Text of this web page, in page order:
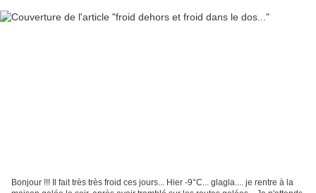
Bonjour !!! Il fait très très froid ces jours... Hier -9°C... glagla.... je rentre à la